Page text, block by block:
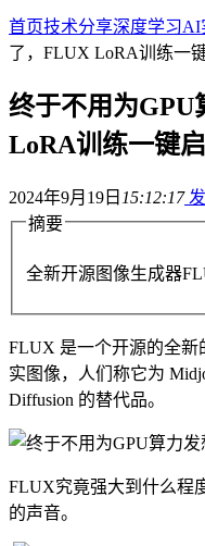
首页技术分享深度学习AI
了，FLUX LoRA训练一键
终于不用为
LoRA训练一键启
2024年9月19日 15:12:17
摘要
全新开源图像生成器
FLUX 是一个开源的全新
实图像，人们称它为
Diffusion 的替代品。
FLUX究竟强大到什么程
的声音。